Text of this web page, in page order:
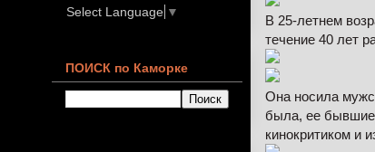
В 25-летнем
течение 40 лет
Она носила
была, ее бывшие
кинокритиком и
Select Language ▼
ПОИСК по Каморке